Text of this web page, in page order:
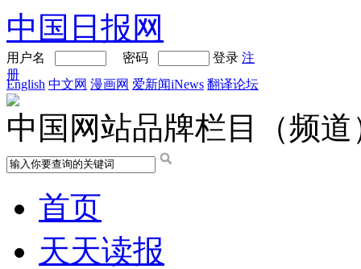
中国日报网
用户名 密码 登录 注
册
English 中文网 漫画网 爱新闻iNews 翻译论坛
中国网站品牌栏目（频道
首页
天天读报